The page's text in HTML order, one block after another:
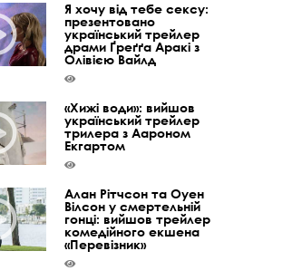
Я хочу від тебе сексу:
презентовано
український трейлер
драми Ґреґґа Аракі з
Олівією Вайлд
«Хижі води»: вийшов
український трейлер
трилера з Аароном
Екгартом
Алан Рітчсон та Оуен
Вілсон у смертельній
гонці: вийшов трейлер
комедійного екшена
«Перевізник»